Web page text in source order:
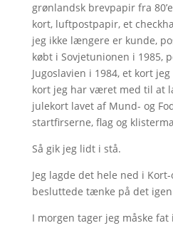
grønlandsk brevpapir fra
kort, luftpostpapir, et
jeg ikke længere er kunde,
købt i Sovjetunionen i 1985,
Jugoslavien i 1984, et kort
kort jeg har været med til at
julekort lavet af Mund- og
startfirserne, flag og
Så gik jeg lidt i stå.
Jeg lagde det hele ned i
besluttede tænke på det
I morgen tager jeg måske fat